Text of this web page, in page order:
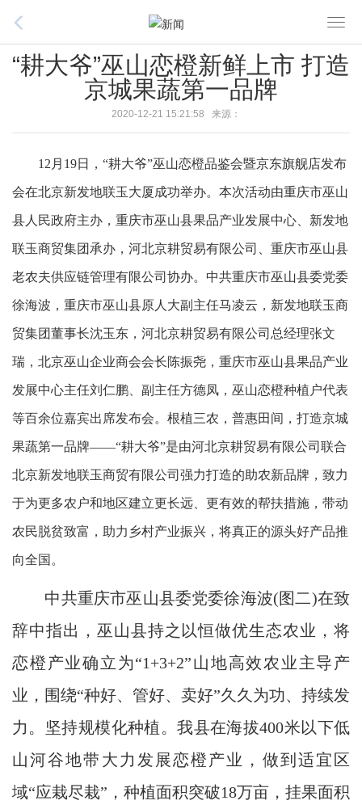
o
g
v
g
a
“耕大爷”巫山恋橙新鲜上市 打造
京城果蔬第一品牌
2020-12-21 15:21:58 来源：
12月19日，“耕大爷”巫山恋橙品鉴会暨京东旗舰店发布
会在北京新发地联玉大厦成功举办。本次活动由重庆市巫山
县人民政府主办，重庆市巫山县果品产业发展中心、新发地
联玉商贸集团承办，河北京耕贸易有限公司、重庆市巫山县
老农夫供应链管理有限公司协办。中共重庆市巫山县委党委
徐海波，重庆市巫山县原人大副主任马凌云，新发地联玉商
贸集团董事长沈玉东，河北京耕贸易有限公司总经理张文
瑞，北京巫山企业商会会长陈振尧，重庆市巫山县果品产业
发展中心主任刘仁鹏、副主任方德凤，巫山恋橙种植户代表
等百余位嘉宾出席发布会。根植三农，普惠田间，打造京城
果蔬第一品牌——“耕大爷”是由河北京耕贸易有限公司联合
北京新发地联玉商贸有限公司强力打造的助农新品牌，致力
于为更多农户和地区建立更长远、更有效的帮扶措施，带动
农民脱贫致富，助力乡村产业振兴，将真正的源头好产品推
向全国。
中共重庆市巫山县委党委徐海波(图二)在致
辞中指出，巫山县持之以恒做优生态农业，将
恋橙产业确立为“1+3+2”山地高效农业主导产
业，围绕“种好、管好、卖好”久久为功、持续发
力。坚持规模化种植。我县在海拔400米以下低
山河谷地带大力发展恋橙产业，做到适宜区
域“应栽尽栽”，种植面积突破18万亩，挂果面积